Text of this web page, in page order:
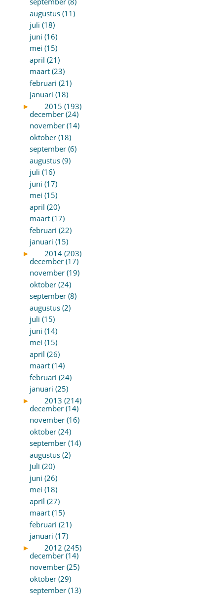
augustus (11)
juli (18)
juni (16)
mei (15)
april (21)
maart (23)
februari (21)
januari (18)
►
2015 (193)
december (24)
november (14)
oktober (18)
september (6)
augustus (9)
juli (16)
juni (17)
mei (15)
april (20)
maart (17)
februari (22)
januari (15)
►
2014 (203)
december (17)
november (19)
oktober (24)
september (8)
augustus (2)
juli (15)
juni (14)
mei (15)
april (26)
maart (14)
februari (24)
januari (25)
►
2013 (214)
december (14)
november (16)
oktober (24)
september (14)
augustus (2)
juli (20)
juni (26)
mei (18)
april (27)
maart (15)
februari (21)
januari (17)
►
2012 (245)
december (14)
november (25)
oktober (29)
september (13)